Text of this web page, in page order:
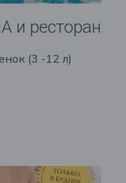
и ресторан
(3 -12 л)